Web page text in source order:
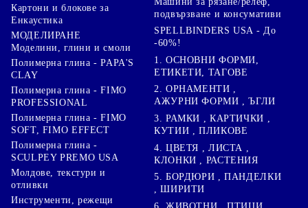
Картони и блокове за
Енкаустика
МОДЕЛИРАНЕ
Моделини, глини и смоли
Полимерна глина - PAPA'S
CLAY
Полимерна глина - FIMO
PROFESSIONAL
Полимерна глина - FIMO
SOFT, FIMO EFFECT
Полимерна глина -
SCULPEY PREMO USA
Молдове, текстури и
отливки
Инструменти, режещи
подвързване и консумативи
SPELLBINDERS USA - До
-60%!
1. ОСНОВНИ ФОРМИ,
ЕТИКЕТИ, ТАГОВЕ
2. ОРНАМЕНТИ ,
АЖУРНИ ФОРМИ , ЪГЛИ
3. РАМКИ , КАРТИЧКИ ,
КУТИИ , ПЛИКОВЕ
4. ЦВЕТЯ , ЛИСТА ,
КЛОНКИ , РАСТЕНИЯ
5. БОРДЮРИ , ПАНДЕЛКИ
, ШИРИТИ